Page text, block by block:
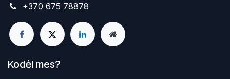
+370 675 78878
Kodėl mes?